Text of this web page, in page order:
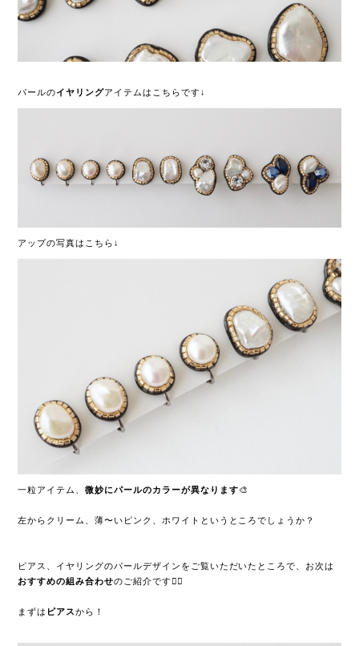
パールのイヤリングアイテムはこちらです↓
アップの写真はこちら↓
一粒アイテム、微妙にパールのカラーが異なります🎨
左からクリーム、薄〜いピンク、ホワイトというところでしょうか？
ピアス、イヤリングのパールデザインをご覧いただいたところで、お次は
おすすめの組み合わせのご紹介です🧚‍♀️
まずは ピアスから！